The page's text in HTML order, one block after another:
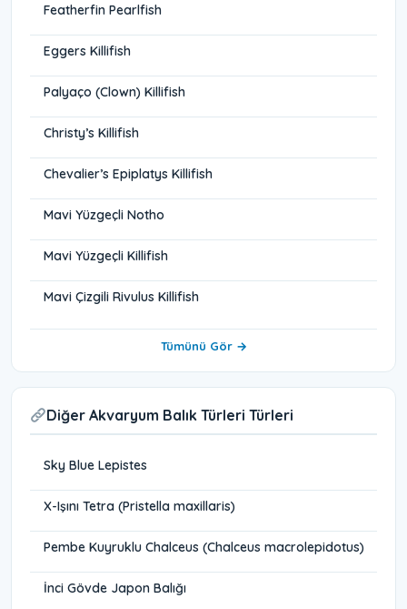
Featherfin Pearlfish
Eggers Killifish
Palyaço (Clown) Killifish
Christy’s Killifish
Chevalier’s Epiplatys Killifish
Mavi Yüzgeçli Notho
Mavi Yüzgeçli Killifish
Mavi Çizgili Rivulus Killifish
Tümünü Gör →
Diğer Akvaryum Balık Türleri Türleri
Sky Blue Lepistes
X-Işını Tetra (Pristella maxillaris)
Pembe Kuyruklu Chalceus (Chalceus macrolepidotus)
İnci Gövde Japon Balığı